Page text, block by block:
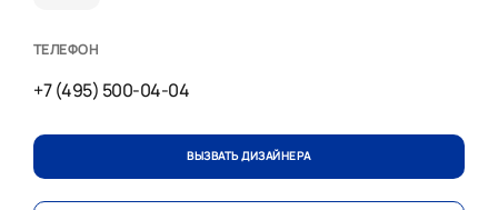
ТЕЛЕФОН
+7 (495) 500-04-04
ВЫЗВАТЬ ДИЗАЙНЕРА